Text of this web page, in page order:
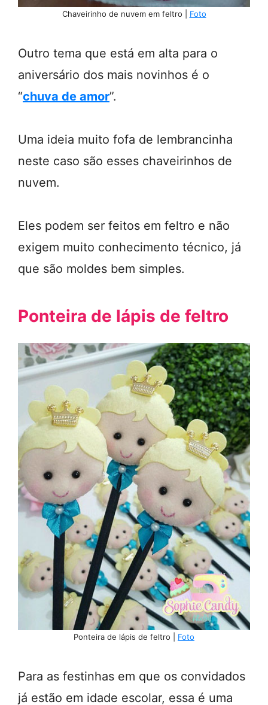
Chaveirinho de nuvem em feltro | Foto
Outro tema que está em alta para o
aniversário dos mais novinhos é o
“chuva de amor”.
Uma ideia muito fofa de lembrancinha
neste caso são esses chaveirinhos de
nuvem.
Eles podem ser feitos em feltro e não
exigem muito conhecimento técnico, já
que são moldes bem simples.
Ponteira de lápis de feltro
Ponteira de lápis de feltro | Foto
Para as festinhas em que os convidados
já estão em idade escolar, essa é uma